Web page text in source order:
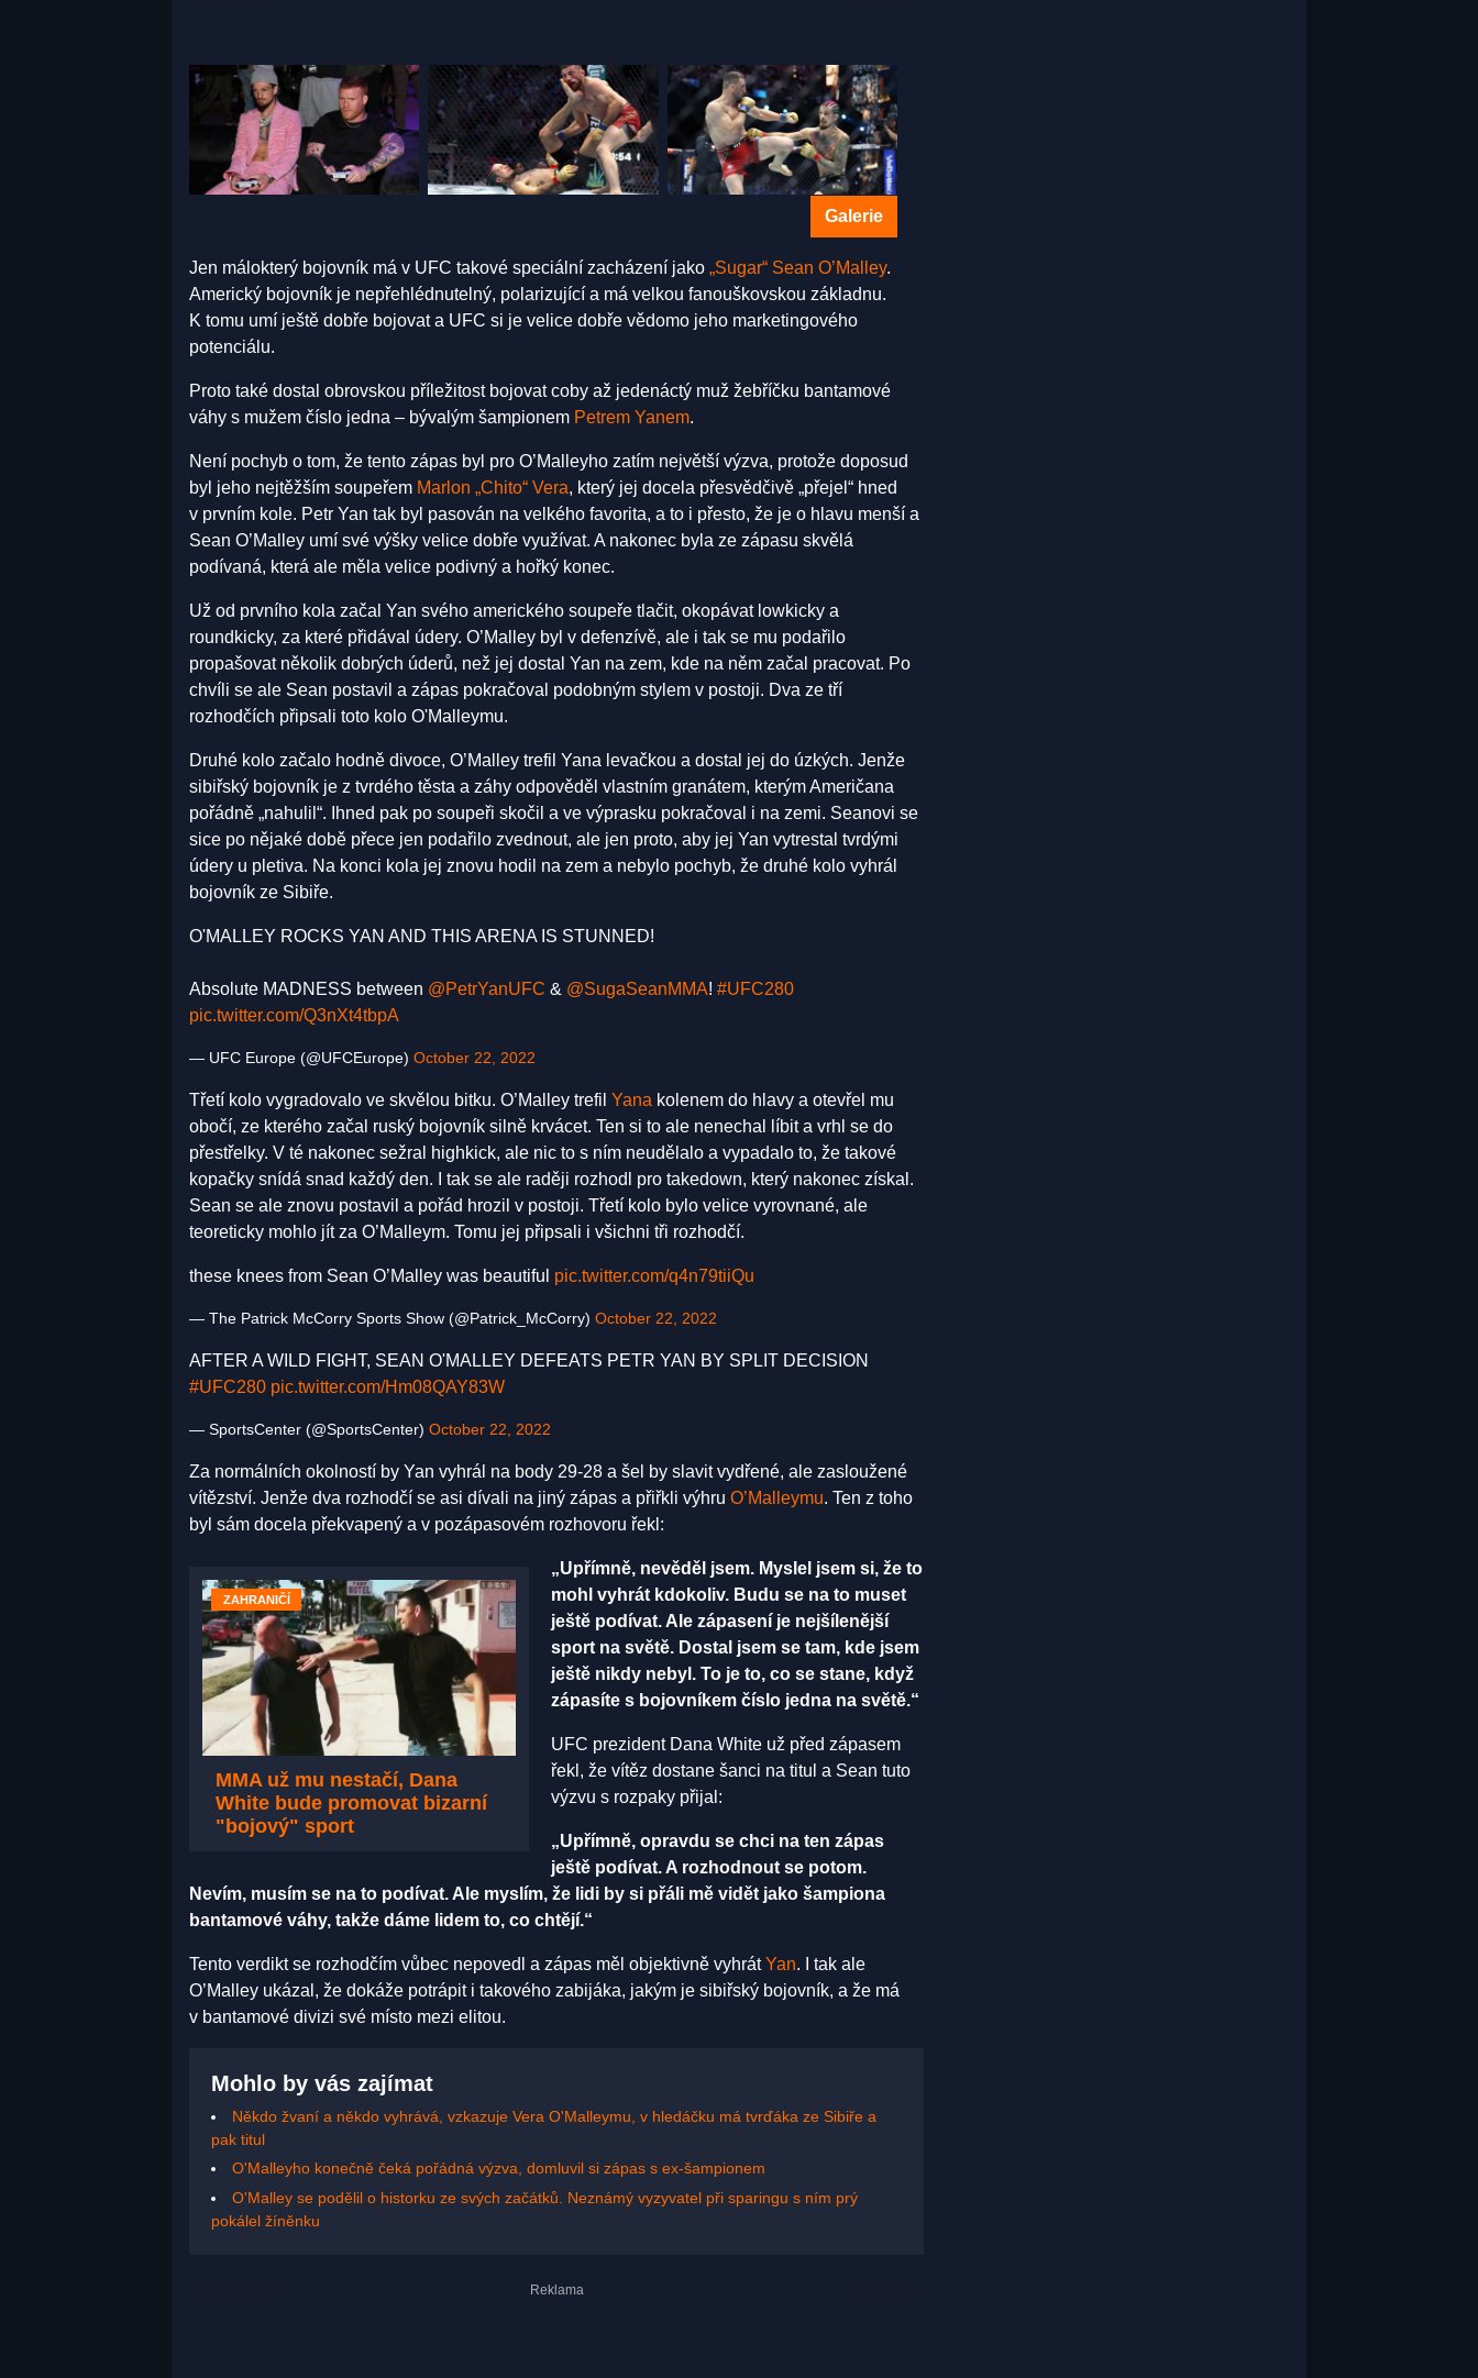
Galerie
Jen málokterý bojovník má v UFC takové speciální zacházení jako „Sugar“ Sean O’Malley.
Americký bojovník je nepřehlédnutelný, polarizující a má velkou fanouškovskou základnu.
K tomu umí ještě dobře bojovat a UFC si je velice dobře vědomo jeho marketingového
potenciálu.
Proto také dostal obrovskou příležitost bojovat coby až jedenáctý muž žebříčku bantamové
váhy s mužem číslo jedna – bývalým šampionem Petrem Yanem.
Není pochyb o tom, že tento zápas byl pro O’Malleyho zatím největší výzva, protože doposud
byl jeho nejtěžším soupeřem Marlon „Chito“ Vera, který jej docela přesvědčivě „přejel“ hned
v prvním kole. Petr Yan tak byl pasován na velkého favorita, a to i přesto, že je o hlavu menší a
Sean O’Malley umí své výšky velice dobře využívat. A nakonec byla ze zápasu skvělá
podívaná, která ale měla velice podivný a hořký konec.
Už od prvního kola začal Yan svého amerického soupeře tlačit, okopávat lowkicky a
roundkicky, za které přidával údery. O’Malley byl v defenzívě, ale i tak se mu podařilo
propašovat několik dobrých úderů, než jej dostal Yan na zem, kde na něm začal pracovat. Po
chvíli se ale Sean postavil a zápas pokračoval podobným stylem v postoji. Dva ze tří
rozhodčích připsali toto kolo O'Malleymu.
Druhé kolo začalo hodně divoce, O’Malley trefil Yana levačkou a dostal jej do úzkých. Jenže
sibiřský bojovník je z tvrdého těsta a záhy odpověděl vlastním granátem, kterým Američana
pořádně „nahulil“. Ihned pak po soupeři skočil a ve výprasku pokračoval i na zemi. Seanovi se
sice po nějaké době přece jen podařilo zvednout, ale jen proto, aby jej Yan vytrestal tvrdými
údery u pletiva. Na konci kola jej znovu hodil na zem a nebylo pochyb, že druhé kolo vyhrál
bojovník ze Sibiře.
O'MALLEY ROCKS YAN AND THIS ARENA IS STUNNED!
Absolute MADNESS between @PetrYanUFC & @SugaSeanMMA! #UFC280
pic.twitter.com/Q3nXt4tbpA
— UFC Europe (@UFCEurope) October 22, 2022
Třetí kolo vygradovalo ve skvělou bitku. O’Malley trefil Yana kolenem do hlavy a otevřel mu
obočí, ze kterého začal ruský bojovník silně krvácet. Ten si to ale nenechal líbit a vrhl se do
přestřelky. V té nakonec sežral highkick, ale nic to s ním neudělalo a vypadalo to, že takové
kopačky snídá snad každý den. I tak se ale raději rozhodl pro takedown, který nakonec získal.
Sean se ale znovu postavil a pořád hrozil v postoji. Třetí kolo bylo velice vyrovnané, ale
teoreticky mohlo jít za O’Malleym. Tomu jej připsali i všichni tři rozhodčí.
these knees from Sean O’Malley was beautiful pic.twitter.com/q4n79tiiQu
— The Patrick McCorry Sports Show (@Patrick_McCorry) October 22, 2022
AFTER A WILD FIGHT, SEAN O'MALLEY DEFEATS PETR YAN BY SPLIT DECISION
#UFC280 pic.twitter.com/Hm08QAY83W
— SportsCenter (@SportsCenter) October 22, 2022
Za normálních okolností by Yan vyhrál na body 29-28 a šel by slavit vydřené, ale zasloužené
vítězství. Jenže dva rozhodčí se asi dívali na jiný zápas a přiřkli výhru O’Malleymu. Ten z toho
byl sám docela překvapený a v pozápasovém rozhovoru řekl:
ZAHRANIČÍ
MMA už mu nestačí, Dana
White bude promovat bizarní
"bojový" sport
„Upřímně, nevěděl jsem. Myslel jsem si, že to
mohl vyhrát kdokoliv. Budu se na to muset
ještě podívat. Ale zápasení je nejšílenější
sport na světě. Dostal jsem se tam, kde jsem
ještě nikdy nebyl. To je to, co se stane, když
zápasíte s bojovníkem číslo jedna na světě.“
UFC prezident Dana White už před zápasem
řekl, že vítěz dostane šanci na titul a Sean tuto
výzvu s rozpaky přijal:
„Upřímně, opravdu se chci na ten zápas
ještě podívat. A rozhodnout se potom.
Nevím, musím se na to podívat. Ale myslím, že lidi by si přáli mě vidět jako šampiona
bantamové váhy, takže dáme lidem to, co chtějí.“
Tento verdikt se rozhodčím vůbec nepovedl a zápas měl objektivně vyhrátYan. I tak ale
O’Malley ukázal, že dokáže potrápit i takového zabijáka, jakým je sibiřský bojovník, a že má
v bantamové divizi své místo mezi elitou.
Mohlo by vás zajímat
Někdo žvaní a někdo vyhrává, vzkazuje Vera O'Malleymu, v hledáčku má tvrďáka ze Sibiře a
pak titul
O'Malleyho konečně čeká pořádná výzva, domluvil si zápas s ex-šampionem
O'Malley se podělil o historku ze svých začátků. Neznámý vyzyvatel při sparingu s ním prý
pokálel žíněnku